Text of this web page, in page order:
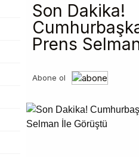
Son Dakika!
Prens
Abone ol